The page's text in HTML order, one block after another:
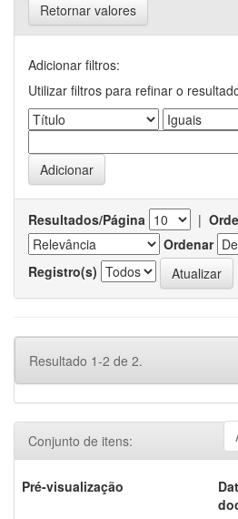
Retornar valores
Adicionar filtros:
Utilizar filtros para refinar o
Resultados/Página |
Ordenar
Registro(s)
Resultado 1-2 de 2.
Conjunto de itens:
Pré-visualização